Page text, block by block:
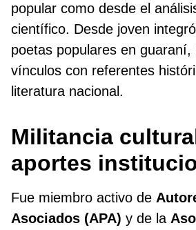
popular como desde el
científico. Desde joven
poetas populares en guaraní,
vínculos con referentes
literatura nacional.
Militancia
aportes
Fue miembro activo de
Asociados (APA) y de la